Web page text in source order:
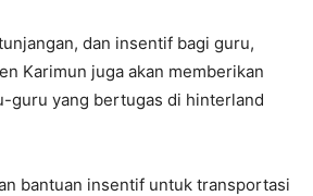
dan insentif bagi guru,
Karimun juga akan memberikan
guru yang bertugas di hinterland
bantuan insentif untuk transportasi